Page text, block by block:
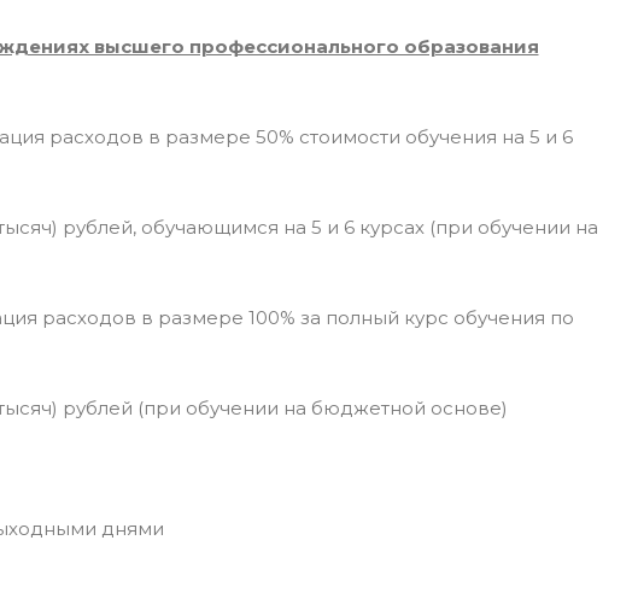
высшего профессионального образования
расходов в размере 50% стоимости обучения на 5 и 6
рублей, обучающимся на 5 и 6 курсах (при обучении на
расходов в размере 100% за полный курс обучения по
рублей (при обучении на бюджетной основе)
днями